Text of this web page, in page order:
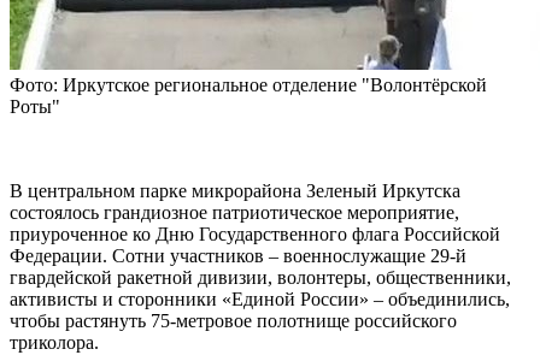
Фото: Иркутское региональное отделение "Волонтёрской
Роты"
В центральном парке микрорайона Зеленый Иркутска
состоялось грандиозное патриотическое мероприятие,
приуроченное ко Дню Государственного флага Российской
Федерации. Сотни участников – военнослужащие 29-й
гвардейской ракетной дивизии, волонтеры, общественники,
активисты и сторонники «Единой России» – объединились,
чтобы растянуть 75-метровое полотнище российского
триколора.